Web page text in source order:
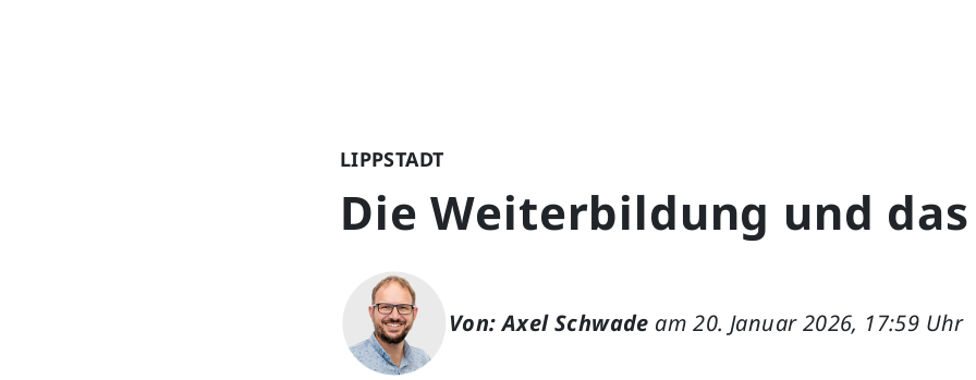
LIPPSTADT
Die Weiterbildung und
Von: Axel Schwade am 20. Januar 2026, 17:59 Uhr